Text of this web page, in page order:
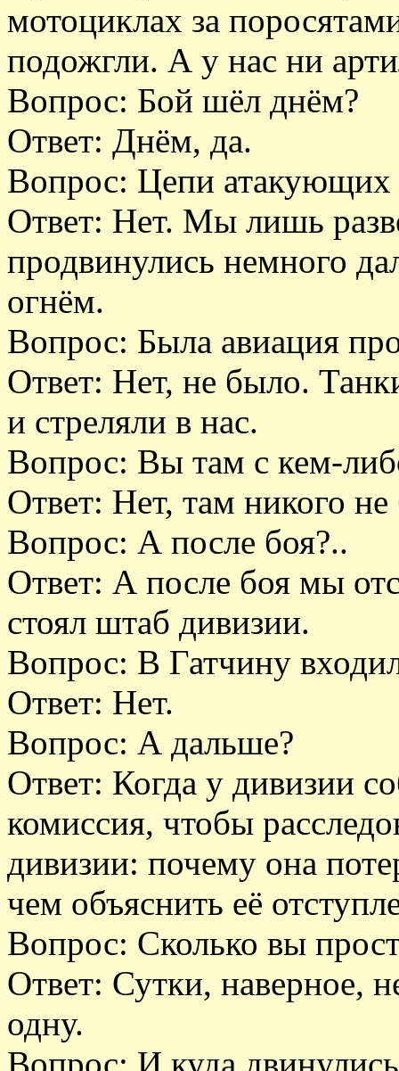
мотоциклах за
подожгли. А у нас ни
Вопрос: Бой шёл днём?
Ответ: Днём, да.
Вопрос: Цепи атакующих
Ответ: Нет. Мы лишь
продвинулись немного
огнём.
Вопрос: Была авиация
Ответ: Нет, не было.
и стреляли в нас.
Вопрос: Вы там с кем-
Ответ: Нет, там никого
Вопрос: А после боя?..
Ответ: А после боя мы
стоял штаб дивизии.
Вопрос: В Гатчину
Ответ: Нет.
Вопрос: А дальше?
Ответ: Когда у дивизии
комиссия, чтобы
дивизии: почему она
чем объяснить её
Вопрос: Сколько вы
Ответ: Сутки, наверное,
одну.